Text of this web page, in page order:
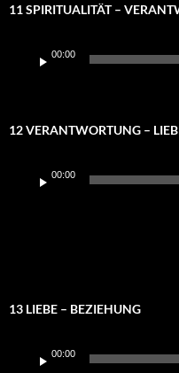
11 SPIRITUALITÄT –
Player
00:00
12 VERANTWORTUNG –
Player
00:00
13 LIEBE – BEZIEHUNG
Player
00:00